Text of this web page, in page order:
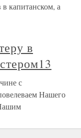
капитанском, а
в
с
Нашего